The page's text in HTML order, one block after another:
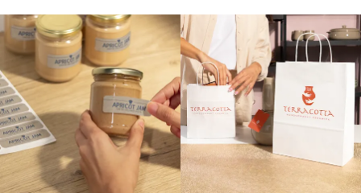
Nieuwe opties